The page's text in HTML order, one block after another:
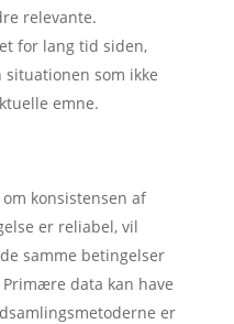
relevante.
for lang tid siden,
som ikke
emne.
konsistensen af
er reliabel, vil
samme betingelser
data kan have
er